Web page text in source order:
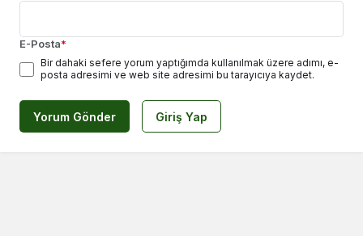
E-Posta*
Bir dahaki sefere yorum yaptığımda kullanılmak üzere adımı, e-
posta adresimi ve web site adresimi bu tarayıcıya kaydet.
Yorum Gönder Giriş Yap